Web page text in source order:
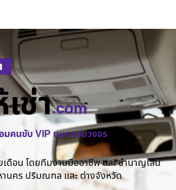
ช่า.com
มคนขับ VIP แบบครบวงจร
เดือน โดยทีมงานมืออาชีพ และ ชำนาญเส้น
นคร ปริมณฑล และ ต่างจังหวัด